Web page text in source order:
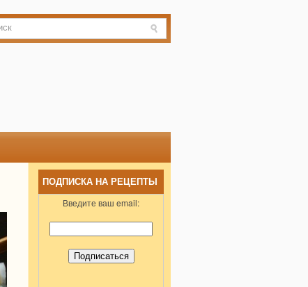
ПОДПИСКА НА РЕЦЕПТЫ
Введите ваш email: